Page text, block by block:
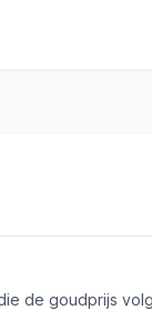
de goudprijs